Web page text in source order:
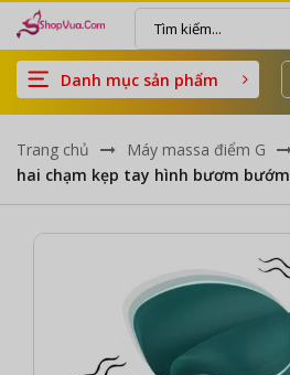
Danh mục sản phẩm
Trang chủ Máy massa điểm G
hai chạm kẹp tay hình bươm bướm